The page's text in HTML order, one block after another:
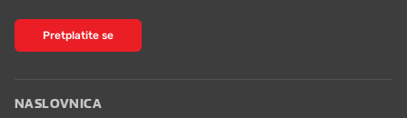
Pretplatite se
NASLOVNICA